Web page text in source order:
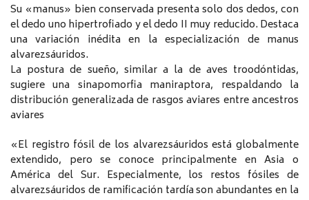
Su «manus» bien conservada presenta solo dos dedos, con
el dedo uno hipertrofiado y el dedo II muy reducido. Destaca
una variación inédita en la especialización de manus
alvarezsáuridos.
La postura de sueño, similar a la de aves troodóntidas,
sugiere una sinapomorfia maniraptora, respaldando la
distribución generalizada de rasgos aviares entre ancestros
aviares
«El registro fósil de los alvarezsáuridos está globalmente
extendido, pero se conoce principalmente en Asia o
América del Sur. Especialmente, los restos fósiles de
alvarezsáuridos de ramificación tardía son abundantes en la